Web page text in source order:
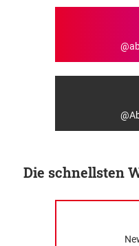
Die schnellsten